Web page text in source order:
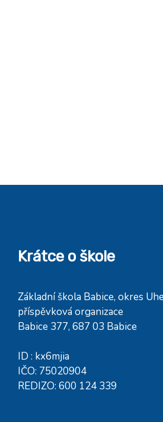
Krátce o škole
Základní škola Babice, okres
příspěvková organizace
Babice 377, 687 03 Babice
ID : kx6mjia
IČO: 75020904
REDIZO: 600 124 339